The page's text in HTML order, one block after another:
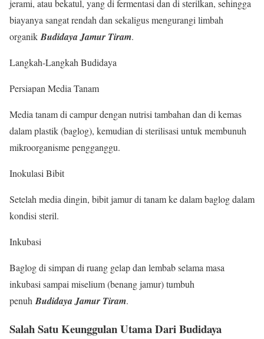
jerami, atau bekatul, yang di fermentasi dan di sterilkan, sehingga
biayanya sangat rendah dan sekaligus mengurangi limbah
organikBudidaya Jamur Tiram.
Langkah-Langkah Budidaya
Persiapan Media Tanam
Media tanam di campur dengan nutrisi tambahan dan di kemas
dalam plastik (baglog), kemudian di sterilisasi untuk membunuh
mikroorganisme pengganggu.
Inokulasi Bibit
Setelah media dingin, bibit jamur di tanam ke dalam baglog dalam
kondisi steril.
Inkubasi
Baglog di simpan di ruang gelap dan lembab selama masa
inkubasi sampai miselium (benang jamur) tumbuh
penuh Budidaya Jamur Tiram.
Salah Satu Keunggulan Utama Dari Budidaya